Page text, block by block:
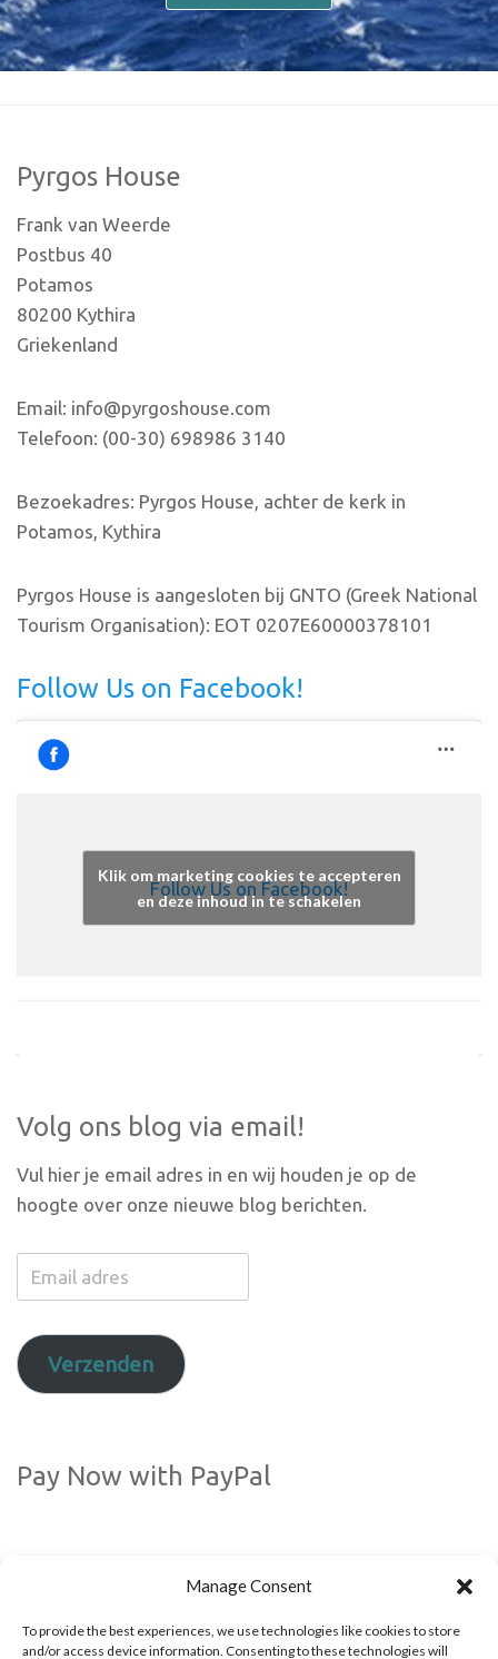
Manage Consent
To provide the best experiences, we use technologies like cookies to store
and/or access device information. Consenting to these technologies will
Pyrgos House
Frank van Weerde
Postbus 40
Potamos
80200 Kythira
Griekenland
Email: info@pyrgoshouse.com
Telefoon: (00-30) 698986 3140
Bezoekadres: Pyrgos House, achter de kerk in
Potamos, Kythira
Pyrgos House is aangesloten bij GNTO (Greek National
Tourism Organisation): EOT 0207E60000378101
Follow Us on Facebook!
Follow Us on Facebook!
Klik om marketing cookies te accepteren
en deze inhoud in te schakelen
Volg ons blog via email!
Vul hier je email adres in en wij houden je op de
hoogte over onze nieuwe blog berichten.
Email
adres
Verzenden
Pay Now with PayPal